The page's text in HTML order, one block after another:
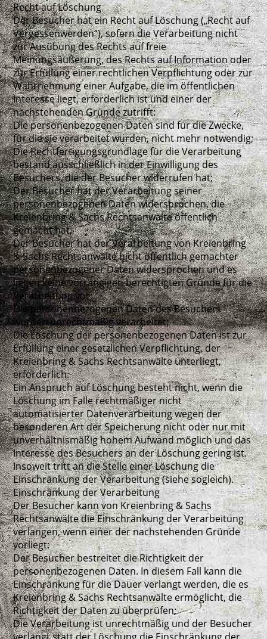
Recht auf Löschung
Der Besucher hat ein Recht auf Löschung („Recht auf
Vergessenwerden“), sofern die Verarbeitung nicht
zur Ausübung des Rechts auf freie
Meinungsäußerung, des Rechts auf Information oder
zur Erfüllung einer rechtlichen Verpflichtung oder zur
Wahrnehmung einer Aufgabe, die im öffentlichen
Interesse liegt, erforderlich ist und einer der
nachstehenden Gründe zutrifft:
Die personenbezogenen Daten sind für die Zwecke,
für die sie verarbeitet wurden, nicht mehr notwendig;
Die Rechtfertigungsgrundlage für die Verarbeitung
bestand ausschließlich in der Einwilligung des
Besuchers, die der Besucher widerrufen hat;
Der Besucher hat der Verarbeitung seiner
personenbezogenen Daten widersprochen, die
Kreienbring & Sachs Rechtsanwälte öffentlich
gemacht hat;
Der Besucher hat der Verarbeitung von Kreienbring
& Sachs Rechtsanwälte nicht öffentlich gemachter
personenbezogener Daten widersprochen und es
liegen keine vorrangigen berechtigten Gründe für die
Verarbeitung vor;
Die personenbezogenen Daten des Besuchers
wurden unrechtmäßig verarbeitet;
Die Löschung der personenbezogenen Daten ist zur
Erfüllung einer gesetzlichen Verpflichtung, der
Kreienbring & Sachs Rechtsanwälte unterliegt,
erforderlich.
Ein Anspruch auf Löschung besteht nicht, wenn die
Löschung im Falle rechtmäßiger nicht
automatisierter Datenverarbeitung wegen der
besonderen Art der Speicherung nicht oder nur mit
unverhältnismäßig hohem Aufwand möglich und das
Interesse des Besuchers an der Löschung gering ist.
Insoweit tritt an die Stelle einer Löschung die
Einschränkung der Verarbeitung (siehe sogleich).
Einschränkung der Verarbeitung
Der Besucher kann von Kreienbring & Sachs
Rechtsanwälte die Einschränkung der Verarbeitung
verlangen, wenn einer der nachstehenden Gründe
vorliegt:
Der Besucher bestreitet die Richtigkeit der
personenbezogenen Daten. In diesem Fall kann die
Einschränkung für die Dauer verlangt werden, die es
Kreienbring & Sachs Rechtsanwälte ermöglicht, die
Richtigkeit der Daten zu überprüfen;
Die Verarbeitung ist unrechtmäßig und der Besucher